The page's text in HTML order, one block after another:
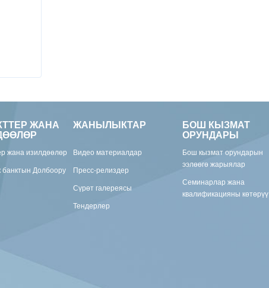
ЖАНА
жана изилдөөлөр
банктын Долбоору
ЖАНЫЛЫКТАР
Видео материалдар
Пресс-релиздер
Сүрөт галереясы
Тендерлер
БОШ КЫЗМАТ
ОРУНДАРЫ
Бош кызмат орундарын
ээлөөгө жарыялар
Семинарлар жана
квалификацияны көтөрүү